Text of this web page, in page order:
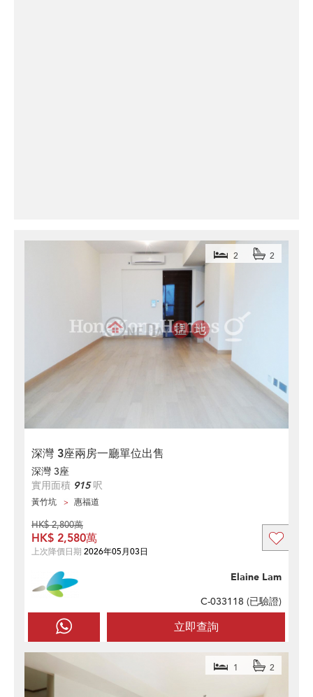
深灣 3座兩房一廳單位出售
2 2
深灣 3座
實用面積 915呎
黃竹坑 惠福道
立即查詢
Elaine Lam
C-033118 (已驗證)
HK$ 2,800萬
HK$ 2,580萬
上次降價日期 2026年05月03日
1 2